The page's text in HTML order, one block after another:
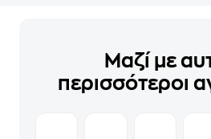
Μαζί με
περισσότεροι